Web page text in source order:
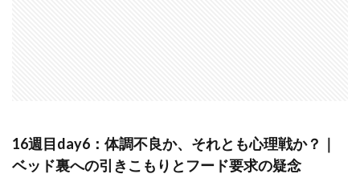
16週目day6：体調不良か、それとも心理戦か？｜
ベッド裏への引きこもりとフード要求の疑念